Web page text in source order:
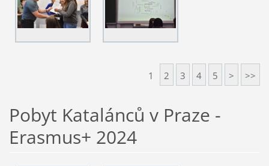
1 2 3 4 5 > >>
Pobyt Katalánců v Praze -
Erasmus+ 2024